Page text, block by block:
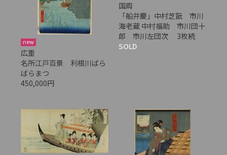
new
広重
名所江戸百景 利根川ばら
ばらまつ
450,000円
国周
「船弁慶」中村芝翫 市川
海老蔵 中村福助 市川団十
郎 市川左団次 3枚続
SOLD